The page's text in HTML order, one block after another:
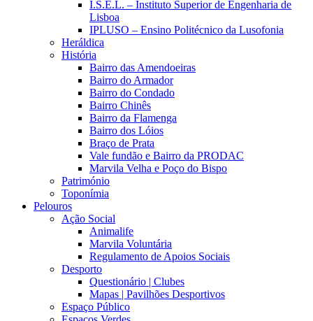
I.S.E.L. – Instituto Superior de Engenharia de
Lisboa
IPLUSO – Ensino Politécnico da Lusofonia
Heráldica
História
Bairro das Amendoeiras
Bairro do Armador
Bairro do Condado
Bairro Chinês
Bairro da Flamenga
Bairro dos Lóios
Braço de Prata
Vale fundão e Bairro da PRODAC
Marvila Velha e Poço do Bispo
Património
Toponímia
Pelouros
Ação Social
Animalife
Marvila Voluntária
Regulamento de Apoios Sociais
Desporto
Questionário | Clubes
Mapas | Pavilhões Desportivos
Espaço Público